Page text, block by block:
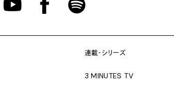
連載・シリーズ
3 MINUTES TV